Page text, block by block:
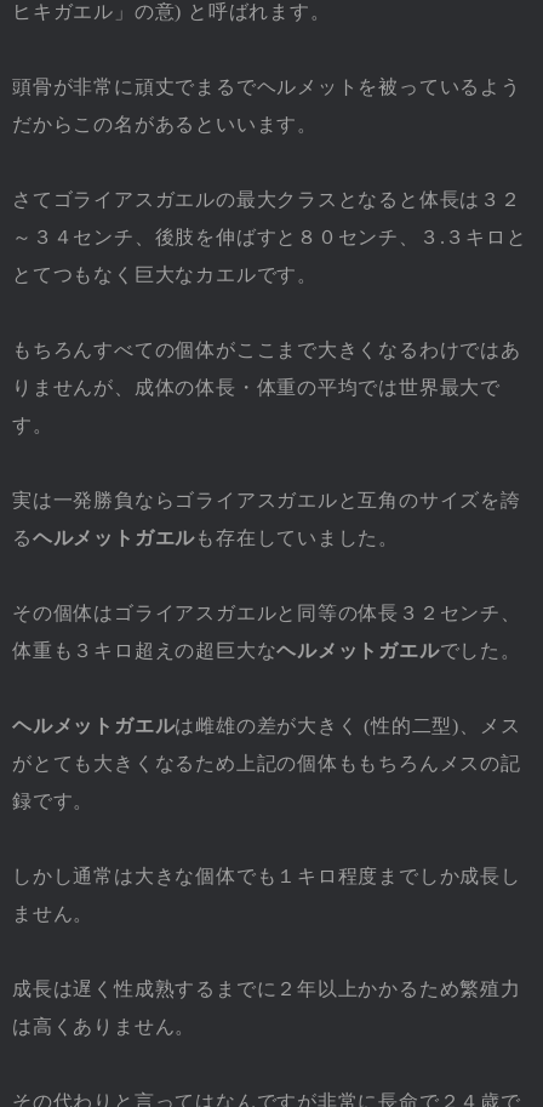
ヒキガエル」の意) と呼ばれます。
頭骨が非常に頑丈でまるでヘルメットを被っているよう
だからこの名があるといいます。
さてゴライアスガエルの最大クラスとなると体長は３２
～３４センチ、後肢を伸ばすと８０センチ、３.３キロと
とてつもなく巨大なカエルです。
もちろんすべての個体がここまで大きくなるわけではあ
りませんが、成体の体長・体重の平均では世界最大で
す。
実は一発勝負ならゴライアスガエルと互角のサイズを誇
るヘルメットガエルも存在していました。
その個体はゴライアスガエルと同等の体長３２センチ、
体重も３キロ超えの超巨大なヘルメットガエルでした。
ヘルメットガエルは雌雄の差が大きく (性的二型)、メス
がとても大きくなるため上記の個体ももちろんメスの記
録です。
しかし通常は大きな個体でも１キロ程度までしか成長し
ません。
成長は遅く性成熟するまでに２年以上かかるため繁殖力
は高くありません。
その代わりと言ってはなんですが非常に長命で２４歳で